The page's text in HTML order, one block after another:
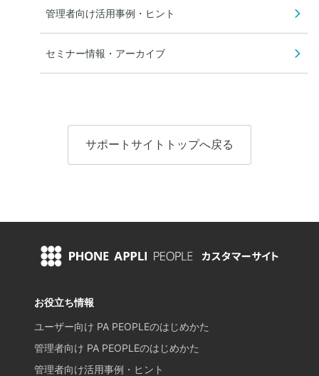
管理者向け活用事例・ヒント
セミナー情報・アーカイブ
サポートサイトトップへ戻る
お役立ち情報
ユーザー向け PA PEOPLEのはじめかた
管理者向け PA PEOPLEのはじめかた
管理者向け活用事例・ヒント